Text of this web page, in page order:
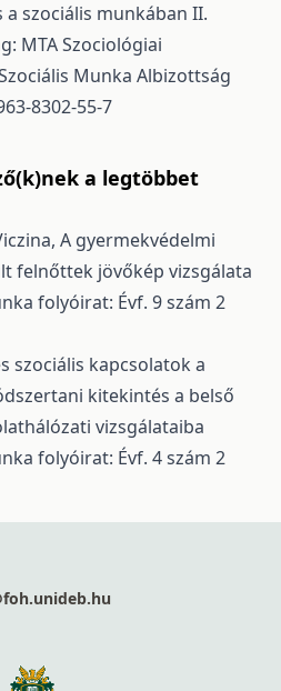
szociális munkában II.
MTA Szociológiai
Munka Albizottság
8302-55-7
a legtöbbet
A gyermekvédelmi
felnőttek jövőkép vizsgálata
folyóirat: Évf. 9 szám 2
szociális kapcsolatok a
kitekintés a belső
vizsgálataiba
folyóirat: Évf. 4 szám 2